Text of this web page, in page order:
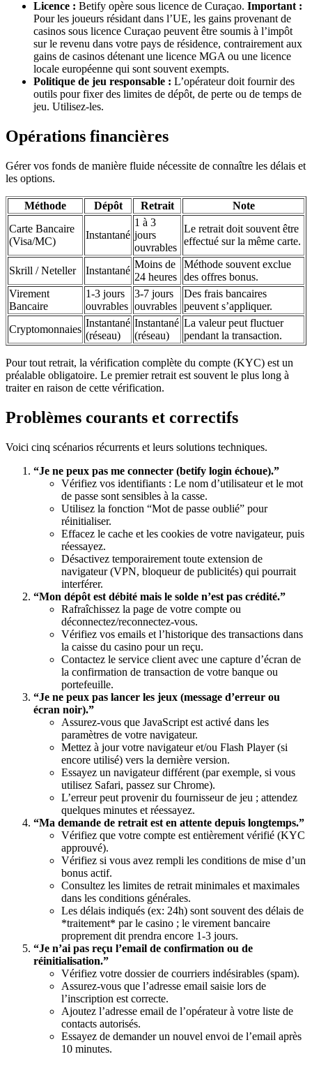
Licence : Betify opère sous licence de Curaçao. Important :
Pour les joueurs résidant dans l’UE, les gains provenant de
casinos sous licence Curaçao peuvent être soumis à l’impôt
sur le revenu dans votre pays de résidence, contrairement aux
gains de casinos détenant une licence MGA ou une licence
locale européenne qui sont souvent exempts.
Politique de jeu responsable : L’opérateur doit fournir des
outils pour fixer des limites de dépôt, de perte ou de temps de
jeu. Utilisez-les.
Opérations financières
Gérer vos fonds de manière fluide nécessite de connaître les délais et
les options.
Méthode Dépôt Retrait
Note
Carte Bancaire
(Visa/MC)
Instantané
1 à 3
jours
ouvrables
Le retrait doit souvent être
effectué sur la même carte.
Skrill / Neteller Instantané
Moins de
24 heures
Méthode souvent exclue
des offres bonus.
Virement
Bancaire
1-3 jours
ouvrables
3-7 jours
ouvrables
Des frais bancaires
peuvent s’appliquer.
Cryptomonnaies
Instantané
(réseau)
Instantané
(réseau)
La valeur peut fluctuer
pendant la transaction.
Pour tout retrait, la vérification complète du compte (KYC) est un
préalable obligatoire. Le premier retrait est souvent le plus long à
traiter en raison de cette vérification.
Problèmes courants et correctifs
Voici cinq scénarios récurrents et leurs solutions techniques.
“Je ne peux pas me connecter (betify login échoue).”
Vérifiez vos identifiants : Le nom d’utilisateur et le mot
de passe sont sensibles à la casse.
Utilisez la fonction “Mot de passe oublié” pour
réinitialiser.
Effacez le cache et les cookies de votre navigateur, puis
réessayez.
Désactivez temporairement toute extension de
navigateur (VPN, bloqueur de publicités) qui pourrait
interférer.
“Mon dépôt est débité mais le solde n’est pas crédité.”
Rafraîchissez la page de votre compte ou
déconnectez/reconnectez-vous.
Vérifiez vos emails et l’historique des transactions dans
la caisse du casino pour un reçu.
Contactez le service client avec une capture d’écran de
la confirmation de transaction de votre banque ou
portefeuille.
“Je ne peux pas lancer les jeux (message d’erreur ou
écran noir).”
Assurez-vous que JavaScript est activé dans les
paramètres de votre navigateur.
Mettez à jour votre navigateur et/ou Flash Player (si
encore utilisé) vers la dernière version.
Essayez un navigateur différent (par exemple, si vous
utilisez Safari, passez sur Chrome).
L’erreur peut provenir du fournisseur de jeu ; attendez
quelques minutes et réessayez.
“Ma demande de retrait est en attente depuis longtemps.”
Vérifiez que votre compte est entièrement vérifié (KYC
approuvé).
Vérifiez si vous avez rempli les conditions de mise d’un
bonus actif.
Consultez les limites de retrait minimales et maximales
dans les conditions générales.
Les délais indiqués (ex: 24h) sont souvent des délais de
*traitement* par le casino ; le virement bancaire
proprement dit prendra encore 1-3 jours.
“Je n’ai pas reçu l’email de confirmation ou de
réinitialisation.”
Vérifiez votre dossier de courriers indésirables (spam).
Assurez-vous que l’adresse email saisie lors de
l’inscription est correcte.
Ajoutez l’adresse email de l’opérateur à votre liste de
contacts autorisés.
Essayez de demander un nouvel envoi de l’email après
10 minutes.